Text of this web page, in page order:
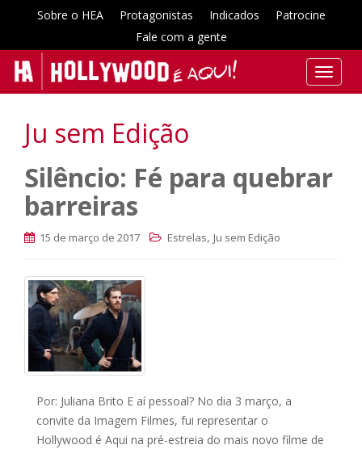
Sobre o HEA Protagonistas Indicados
Patrocine
Fale com a gente
T
o
n
Ju sem Edição
Silêncio: Fé para quebrar
barreiras
15 de março de 2017 Estrelas, Ju sem Edição
Por: Juliana Brito E aí pessoal? No dia 3 março, a
convite da Imagem Filmes, fui representar o
Hollywood é Aqui na pré-estreia do mais novo filme de